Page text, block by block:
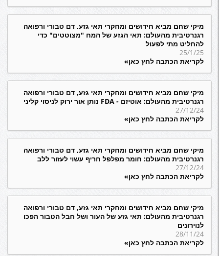
מיקי שחם מביא חידושים ומחקרי תאי גזע, דם טבורי ורפואה
רגנרטיבית מהעולם: תאי הגזע של המח "מצוטטים" כדי
להחליט מתי לפעול
25/1/25
לקריאת הכתבה לחץ כאן»
מיקי שחם מביא חידושים ומחקרי תאי גזע, דם טבורי ורפואה
רגנרטיבית מהעולם: אוטיזם - FDA נותן אור ירוק לניסוי קליני
27/12/24
לקריאת הכתבה לחץ כאן»
מיקי שחם מביא חידושים ומחקרי תאי גזע, דם טבורי ורפואה
רגנרטיבית מהעולם: חומר מפלפל חריף עשוי לעזור ללב
27/12/24
לקריאת הכתבה לחץ כאן»
מיקי שחם מביא חידושים ומחקרי תאי גזע, דם טבורי ורפואה
רגנרטיבית מהעולם: תאי גזע של העור ושל חבל הטבור הפכו
לנוירונים
28/11/24
לקריאת הכתבה לחץ כאן»